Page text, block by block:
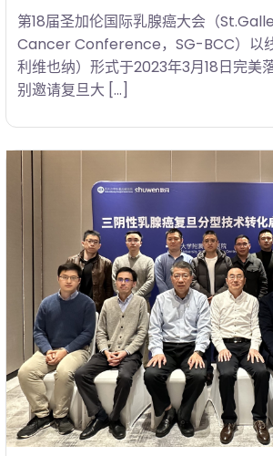
第18届圣加伦国际乳腺癌大会（
Cancer Conference，SG-BCC）以
利维也纳）形式于2023年3月18日完美
别邀请复旦大 […]